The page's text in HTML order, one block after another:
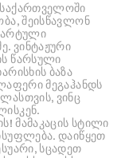
შეისწავლონ
ვინტაჟური
წარსული
ბაზა
მეგაჰანდს
ვინც
მამაკაცის სტილი
დაიწყეთ
სცადეთ